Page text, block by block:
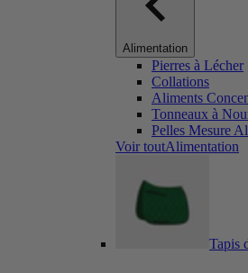
Alimentation
Pierres à Lécher
Collations
Aliments
Tonneaux à
Pelles Mesure
Voir toutAlimentation
Tapis